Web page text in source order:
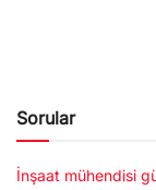
Sorular
İnşaat mühendisi